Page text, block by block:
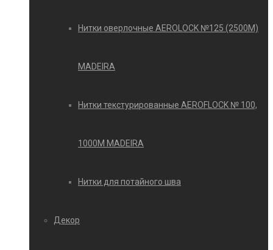
Нитки оверлочные AEROLOCK №125 (2500М)
MADEIRA
Нитки текстурированные AEROFLOCK № 100,
1000М MADEIRA
Нитки для потайного шва
Декор